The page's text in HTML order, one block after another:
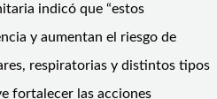
indicó que “estos
y aumentan el riesgo de
respiratorias y distintos tipos
fortalecer las acciones